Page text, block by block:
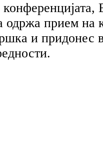
одржа прием на
и придонес